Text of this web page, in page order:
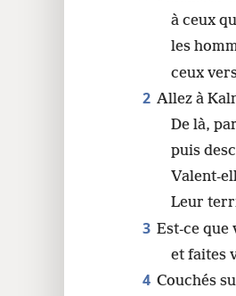
à ceux
les
ceux
2 Allez à
De là,
puis
Valent-
Leur
3 Est-ce que
et faites
4 Couchés